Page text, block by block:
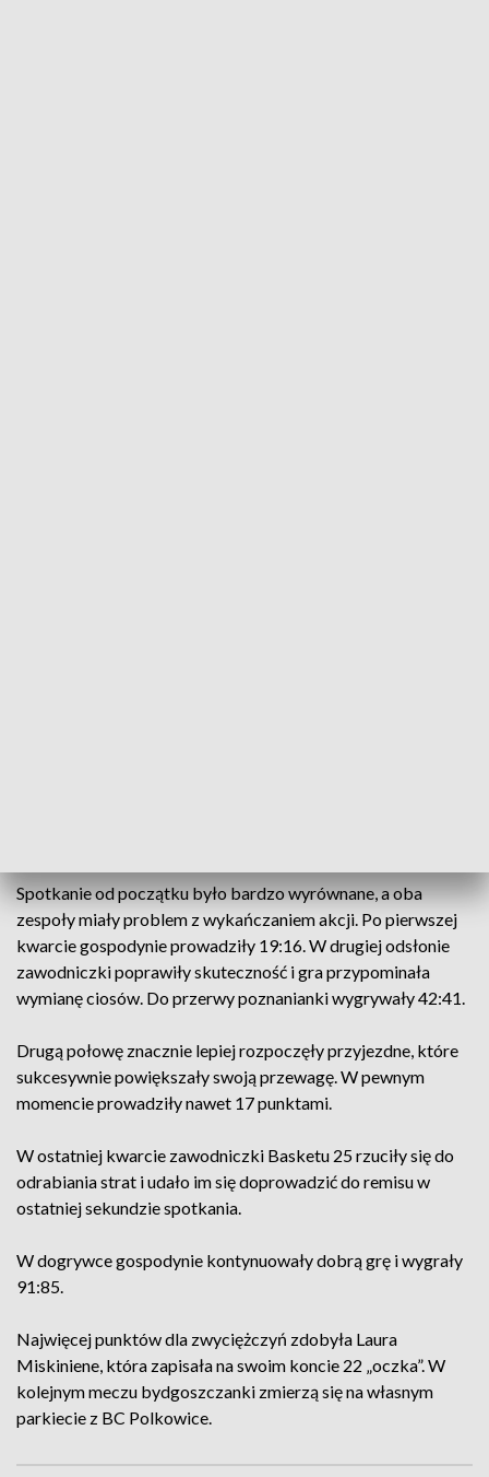
Spotkanie od początku było bardzo wyrównane, a oba
zespoły miały problem z wykańczaniem akcji. Po pierwszej
kwarcie gospodynie prowadziły 19:16. W drugiej odsłonie
zawodniczki poprawiły skuteczność i gra przypominała
wymianę ciosów. Do przerwy poznanianki wygrywały 42:41.
Drugą połowę znacznie lepiej rozpoczęły przyjezdne, które
sukcesywnie powiększały swoją przewagę. W pewnym
momencie prowadziły nawet 17 punktami.
W ostatniej kwarcie zawodniczki Basketu 25 rzuciły się do
odrabiania strat i udało im się doprowadzić do remisu w
ostatniej sekundzie spotkania.
W dogrywce gospodynie kontynuowały dobrą grę i wygrały
91:85.
Najwięcej punktów dla zwyciężczyń zdobyła Laura
Miskiniene, która zapisała na swoim koncie 22 „oczka”. W
kolejnym meczu bydgoszczanki zmierzą się na własnym
parkiecie z BC Polkowice.